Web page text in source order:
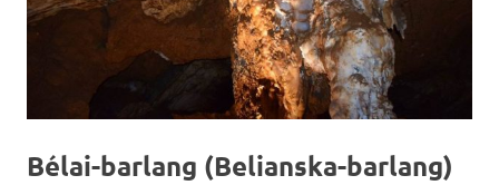
Bélai-barlang (Belianska-barlang)